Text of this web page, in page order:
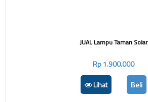
JUAL Lampu Taman Solar
Rp 1.900.000
Lihat
Beli